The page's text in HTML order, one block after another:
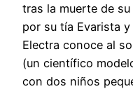
tras la muerte de
por su tía Evarista
Electra conoce al
(un científico
con dos niños